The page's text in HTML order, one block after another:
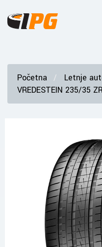
Početna Letnje
VREDESTEIN 235/35